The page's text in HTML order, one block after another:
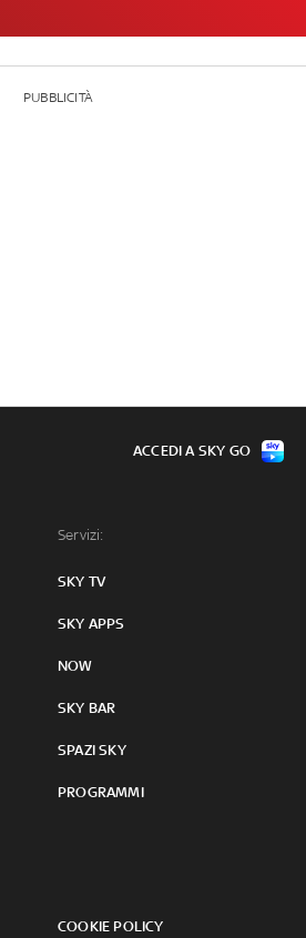
PUBBLICITÀ
Servizi:
SKY TV
SKY APPS
NOW
SKY BAR
SPAZI SKY
PROGRAMMI
COOKIE POLICY
ACCEDI A SKY GO